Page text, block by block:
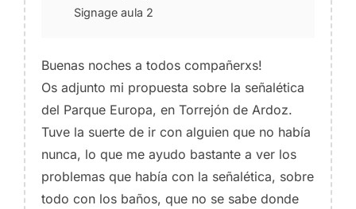
Signage aula 2
Buenas noches a todos compañerxs!
Os adjunto mi propuesta sobre la señalética
del Parque Europa, en Torrejón de Ardoz.
Tuve la suerte de ir con alguien que no había
nunca, lo que me ayudo bastante a ver los
problemas que había con la señalética, sobre
todo con los baños, que no se sabe donde